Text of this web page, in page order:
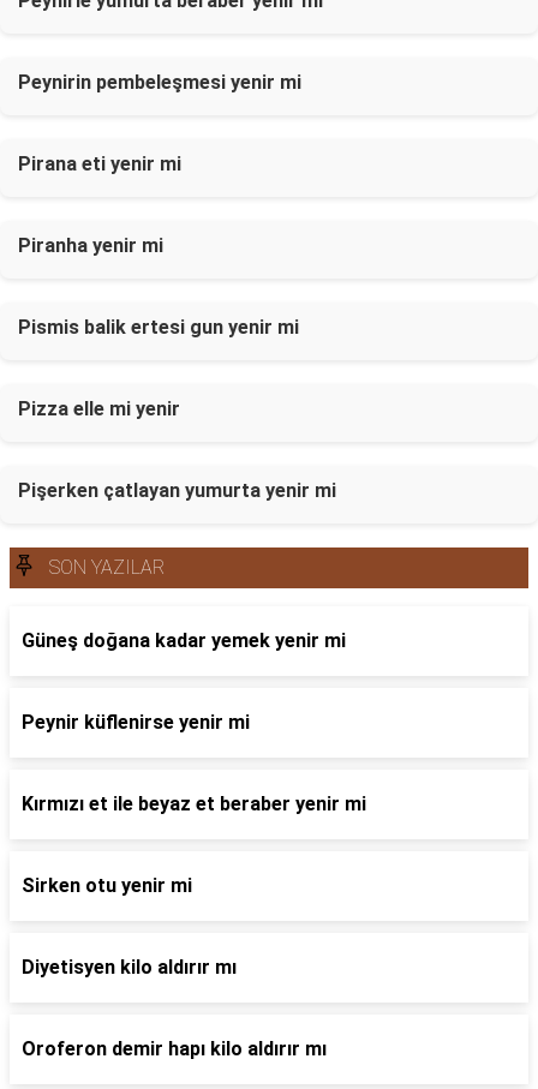
Peynirin pembeleşmesi yenir mi
Pirana eti yenir mi
Piranha yenir mi
Pismis balik ertesi gun yenir mi
Pizza elle mi yenir
Pişerken çatlayan yumurta yenir mi
SON YAZILAR
Güneş doğana kadar yemek yenir mi
Peynir küflenirse yenir mi
Kırmızı et ile beyaz et beraber yenir mi
Sirken otu yenir mi
Diyetisyen kilo aldırır mı
Oroferon demir hapı kilo aldırır mı